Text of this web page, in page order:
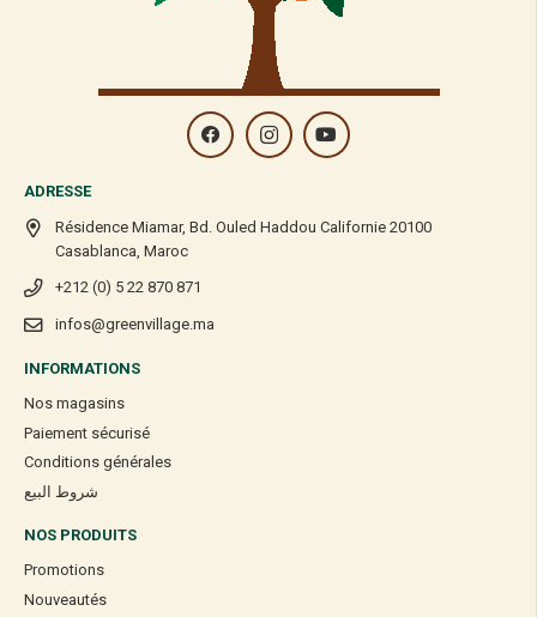
ADRESSE
Résidence Miamar, Bd. Ouled Haddou Californie 20100
Casablanca, Maroc
+212 (0) 5 22 870 871
infos@greenvillage.ma
INFORMATIONS
Nos magasins
Paiement sécurisé
Conditions générales
شروط البيع
NOS PRODUITS
Promotions
Nouveautés